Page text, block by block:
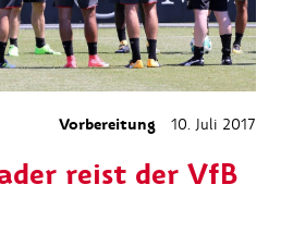
Vorbereitung 10. Juli 2017
reist der VfB